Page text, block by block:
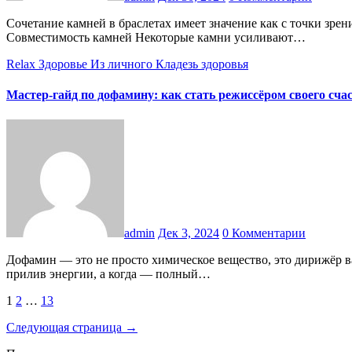
Сочетание камней в браслетах имеет значение как с точки зрения эстетики, так и с эзотерической точки зрения. Чтобы получить максимальный эффект, следуйте этим рекомендациям: 1.
Совместимость камней Некоторые камни усиливают…
Relax Здоровье Из личного Кладезь здоровья
Мастер-гайд по дофамину: как стать режиссёром своего
admin Дек 3, 2024 0 Комментарии
Дофамин — это не просто химическое вещество, это дирижёр вашего настроения, мотивации и продуктивности. Представьте его как личного режиссёра, который решает, когда вы чувствуете
прилив энергии, а когда — полный…
Пагинация
записей
1 2 … 13
Следующая страница →